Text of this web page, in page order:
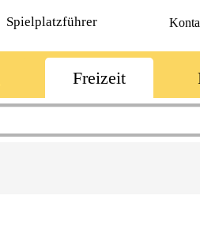
Spielplatzführer
Freizeit